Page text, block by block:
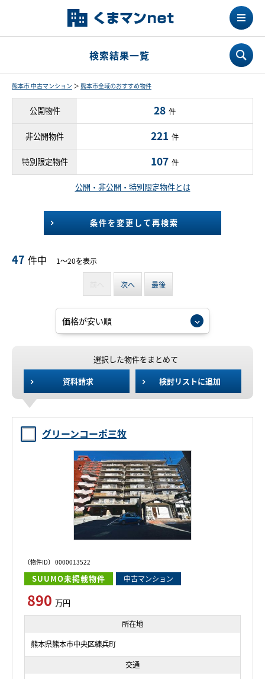
検索結果一覧
熊本市 中古マンション ＞ 熊本市全域のおすすめ物件
公開物件 28 件
非公開物件 221 件
特別限定物件 107 件
公開・非公開・特別限定物件とは
条件を変更して再検索
47 件中 1～20を表示
次へ 最後
選択した物件をまとめて
資料請求
検討リストに追加
グリーンコーポ三牧
〔物件ID〕 0000013522
SUUMO未掲載物件 中古マンション
890 万円
所在地
熊本県熊本市中央区練兵町
交通